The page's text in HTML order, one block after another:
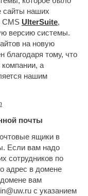
сайты наших
CMS UlterSuite,
версию системы.
на новую
благодаря тому, что
а
нашим
почты
ящики в
Если вам надо
сотрудников по
адрес в домене
вам
с указанием